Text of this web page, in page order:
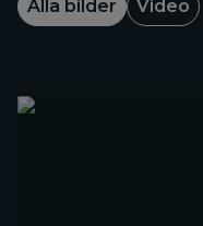
Alla bilder Video